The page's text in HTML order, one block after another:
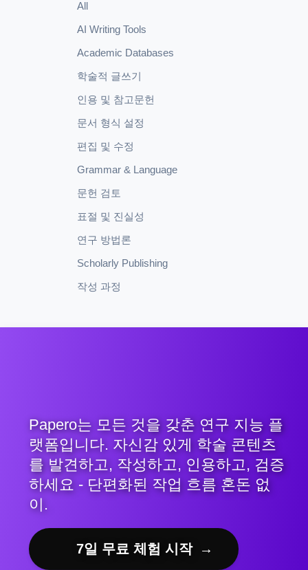
All
AI Writing Tools
Academic Databases
학술적 글쓰기
인용 및 참고문헌
문서 형식 설정
편집 및 수정
Grammar & Language
문헌 검토
표절 및 진실성
연구 방법론
Scholarly Publishing
작성 과정
Papero는 모든 것을 갖춘 연구 지능 플
랫폼입니다. 자신감 있게 학술 콘텐츠
를 발견하고, 작성하고, 인용하고, 검증
하세요 - 단편화된 작업 흐름 혼돈 없
이.
7일 무료 체험 시작 →